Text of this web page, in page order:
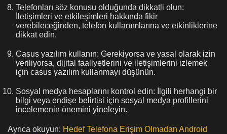
Telefonları söz konusu olduğunda dikkatli olun:
İletişimleri ve etkileşimleri hakkında fikir
verebileceğinden, telefon kullanımlarına ve etkinliklerine
dikkat edin.
Casus yazılım kullanın: Gerekiyorsa ve yasal olarak izin
veriliyorsa, dijital faaliyetlerini ve iletişimlerini izlemek
için casus yazılım kullanmayı düşünün.
Sosyal medya hesaplarını kontrol edin: İlgili herhangi bir
bilgi veya endişe belirtisi için sosyal medya profillerini
incelemenin önemini yineleyin.
Ayrıca okuyun: Hedef Telefona Erişim Olmadan Android